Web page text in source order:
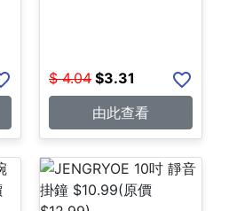
$ 4.04 $3.31
由此查看